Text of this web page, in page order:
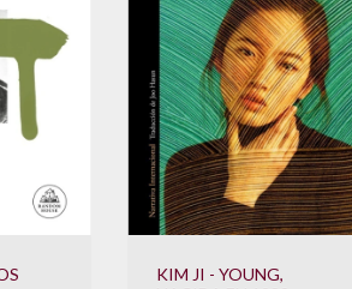
KIM JI - YOUNG,